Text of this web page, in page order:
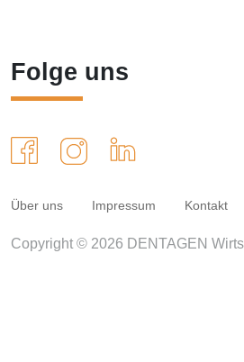
Folge uns
Über uns Impressum Kontakt
Copyright © 2026 DENTAGEN